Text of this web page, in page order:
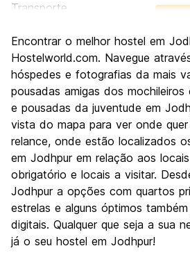
Transporte
Cultura
Festas / vida noturna
Custo-beneficio
Encontrar o melhor hostel em
Hostelworld.com. Navegue
hóspedes e fotografias da mais
pousadas amigas dos
e pousadas da juventude em
vista do mapa para ver onde quer
relance, onde estão localizados
em Jodhpur em relação aos
obrigatório e locais a visitar.
Jodhpur a opções com quartos
estrelas e alguns óptimos
digitais. Qualquer que seja a sua
já o seu hostel em Jodhpur!